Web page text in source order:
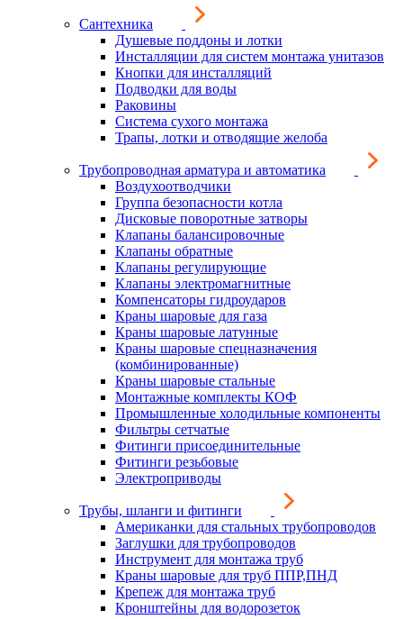
Сантехника
Душевые поддоны и лотки
Инсталляции для систем монтажа унитазов
Кнопки для инсталляций
Подводки для воды
Раковины
Система сухого монтажа
Трапы, лотки и отводящие желоба
Трубопроводная арматура и автоматика
Воздухоотводчики
Группа безопасности котла
Дисковые поворотные затворы
Клапаны балансировочные
Клапаны обратные
Клапаны регулирующие
Клапаны электромагнитные
Компенсаторы гидроударов
Краны шаровые для газа
Краны шаровые латунные
Краны шаровые спецназначения
(комбинированные)
Краны шаровые стальные
Монтажные комплекты КОФ
Промышленные холодильные компоненты
Фильтры сетчатые
Фитинги присоединительные
Фитинги резьбовые
Электроприводы
Трубы, шланги и фитинги
Американки для стальных трубопроводов
Заглушки для трубопроводов
Инструмент для монтажа труб
Краны шаровые для труб ППР,ПНД
Крепеж для монтажа труб
Кронштейны для водорозеток